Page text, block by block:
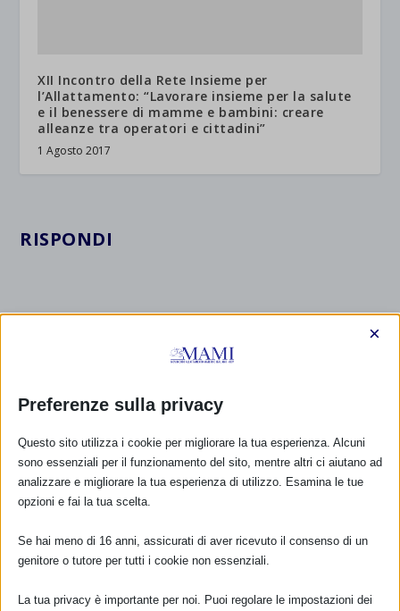
XII Incontro della Rete Insieme per
l’Allattamento: “Lavorare insieme per la salute
e il benessere di mamme e bambini: creare
alleanze tra operatori e cittadini”
1 Agosto 2017
RISPONDI
Preferenze sulla privacy
×
Questo sito utilizza i cookie per migliorare la tua esperienza. Alcuni
sono essenziali per il funzionamento del sito, mentre altri ci aiutano ad
analizzare e migliorare la tua esperienza di utilizzo. Esamina le tue
opzioni e fai la tua scelta.
Se hai meno di 16 anni, assicurati di aver ricevuto il consenso di un
genitore o tutore per tutti i cookie non essenziali.
La tua privacy è importante per noi. Puoi regolare le impostazioni dei